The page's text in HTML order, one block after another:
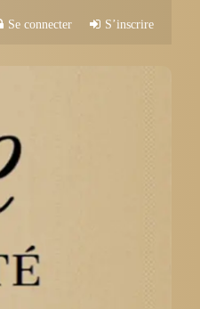
Se connecter S’inscrire